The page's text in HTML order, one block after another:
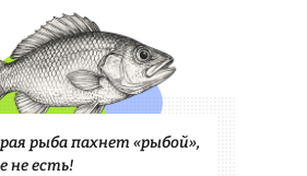
рыба пахнет «рыбой»,
не есть!